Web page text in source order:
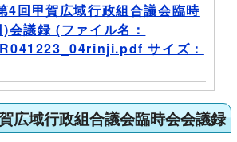
4回甲賀広域行政組合議会臨時
会議録 (ファイル名：
サイズ：
広域行政組合議会臨時会会議録